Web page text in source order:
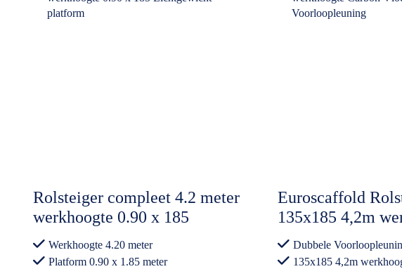
Rolsteiger compleet 4.2 meter
werkhoogte 0.90 x 185
Lichtgewicht platform
Werkhoogte 4.20 meter
Platform 0.90 x 1.85 meter
Euroscaffold
135x185 4,2m
Carbon Vloer
Voorloopleuning
Dubbele
135x185 4,2m